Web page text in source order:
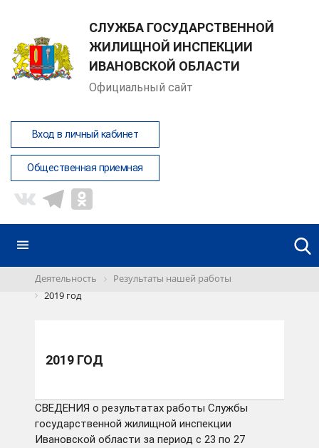
СЛУЖБА ГОСУДАРСТВЕННОЙ
ЖИЛИЩНОЙ ИНСПЕКЦИИ
ИВАНОВСКОЙ ОБЛАСТИ
Официальный сайт
Вход в личный кабинет
Общественная приемная
Деятельность
Результаты нашей работы
2019 год
2019 ГОД
СВЕДЕНИЯ о результатах работы Службы
государственной жилищной инспекции
Ивановской области за период с 23 по 27